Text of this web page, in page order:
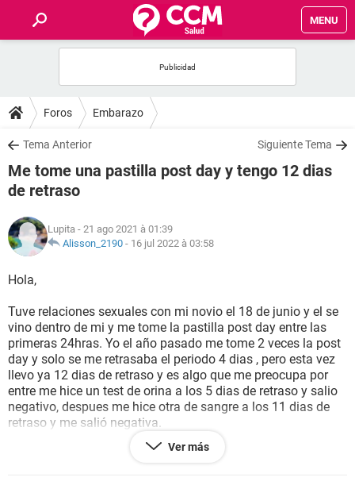
MENU
FORUMS
SALUD
FAMILIA
NUTRICIÓN
SEXUALIDAD
GLOSARIO
Foros Embarazo
Tema Anterior Siguiente Tema
Me tome una pastilla post day y tengo 12 dias
de retraso
Lupita - 21 ago 2021 à 01:39
Alisson_2190 - 16 jul 2022 à 03:58
Hola,
Tuve relaciones sexuales con mi novio el 18 de junio y el se
vino dentro de mi y me tome la pastilla post day entre las
primeras 24hras. Yo el año pasado me tome 2 veces la post
day y solo se me retrasaba el periodo 4 dias , pero esta vez
llevo ya 12 dias de retraso y es algo que me preocupa por
entre me hice un test de orina a los 5 dias de retraso y salio
negativo, despues me hice otra de sangre a los 11 dias de
retraso y me salió negativa.
En verdad me preocupa porque nunca la regla se me atrasa
Ver más